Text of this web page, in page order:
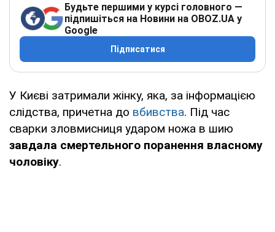
Будьте першими у курсі головного —
підпишіться на Новини на OBOZ.UA у
Google
Підписатися
У Києві затримали жінку, яка, за інформацією
слідства, причетна до вбивства. Під час
сварки зловмисниця ударом ножа в шию
завдала смертельного поранення власному
чоловіку.